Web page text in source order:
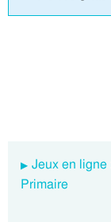
Jeux en ligne
Primaire